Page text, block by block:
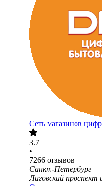
Сеть магазинов
3.7
•
7266 отзывов
Санкт-Петербург
Лиговский проспект